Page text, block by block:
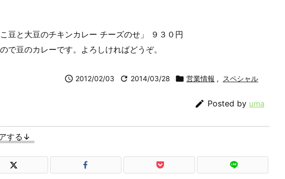
こ豆と大豆のチキンカレー チーズのせ」 ９３０円
で豆のカレーです。よろしければどうぞ。
 2012/02/03  2014/03/28  営業情報 , スペシャル
 Posted by uma
する↓